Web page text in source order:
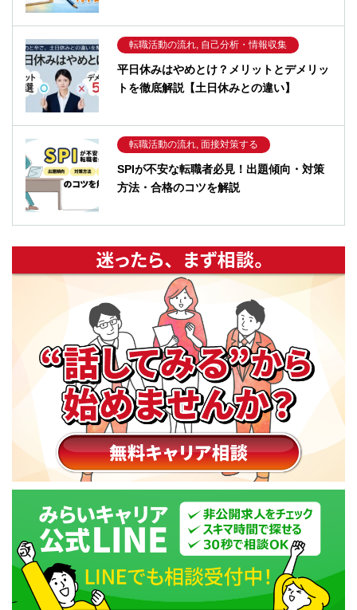
転職活動の流れ, 自己分析・情報収集
平日休みはやめとけ？メリットとデメリッ
トを徹底解説【土日休みとの違い】
転職活動の流れ, 面接対策する
SPIが不安な転職者必見！出題傾向・対策
方法・合格のコツを解説